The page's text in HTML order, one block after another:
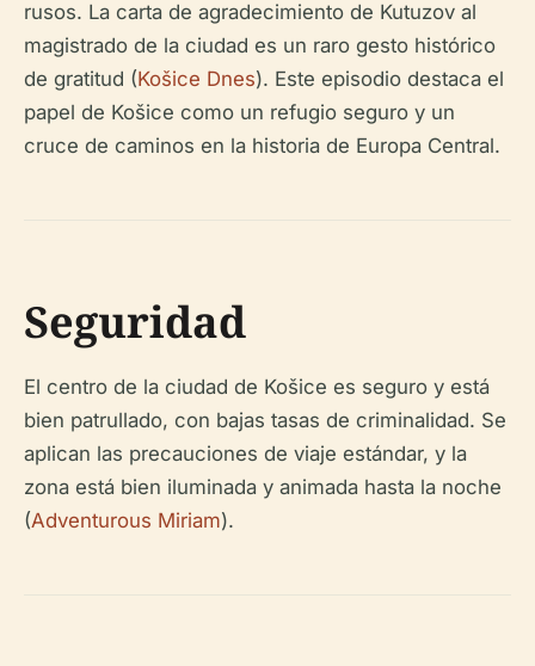
rusos. La carta de agradecimiento de Kutuzov al
magistrado de la ciudad es un raro gesto histórico
de gratitud (Košice Dnes). Este episodio destaca el
papel de Košice como un refugio seguro y un
cruce de caminos en la historia de Europa Central.
Seguridad
El centro de la ciudad de Košice es seguro y está
bien patrullado, con bajas tasas de criminalidad. Se
aplican las precauciones de viaje estándar, y la
zona está bien iluminada y animada hasta la noche
(Adventurous Miriam).